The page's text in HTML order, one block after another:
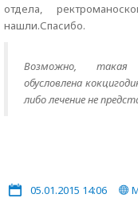
отдела,
нашли.Спасибо.
Возможно, такая
обусловлена
либо лечение не
05.01.2015 14:06